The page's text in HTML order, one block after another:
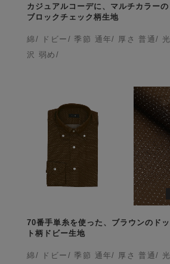
カジュアルコーデに、マルチカラーの
ブロックチェック柄生地
綿/ ドビー/ 季節 通年/ 厚さ 普通/ 光
沢 弱め/
70番手単糸を使った、ブラウンのドッ
ト柄ドビー生地
綿/ ドビー/ 季節 通年/ 厚さ 普通/ 光